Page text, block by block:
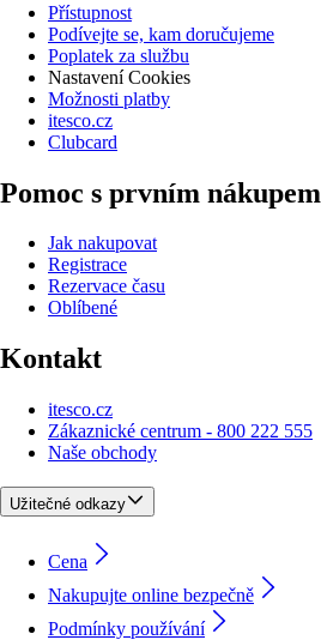
Přístupnost
Podívejte se, kam doručujeme
Poplatek za službu
Nastavení Cookies
Možnosti platby
itesco.cz
Clubcard
Pomoc s prvním nákupem
Jak nakupovat
Registrace
Rezervace času
Oblíbené
Kontakt
itesco.cz
Zákaznické centrum - 800 222 555
Naše obchody
Užitečné odkazy
Cena
Nakupujte online bezpečně
Podmínky používání